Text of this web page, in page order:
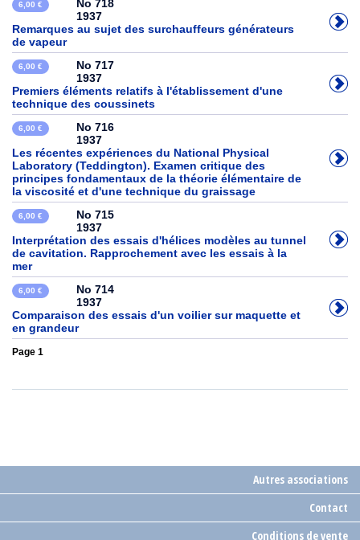
6,00 €
No 718
1937
Remarques au sujet des surchauffeurs générateurs
de vapeur
6,00 €
No 717
1937
Premiers éléments relatifs à l'établissement d'une
technique des coussinets
6,00 €
No 716
1937
Les récentes expériences du National Physical
Laboratory (Teddington). Examen critique des
principes fondamentaux de la théorie élémentaire de
la viscosité et d'une technique du graissage
6,00 €
No 715
1937
Interprétation des essais d'hélices modèles au tunnel
de cavitation. Rapprochement avec les essais à la
mer
6,00 €
No 714
1937
Comparaison des essais d'un voilier sur maquette et
en grandeur
Page 1
Autres associations
Contact
Conditions de vente